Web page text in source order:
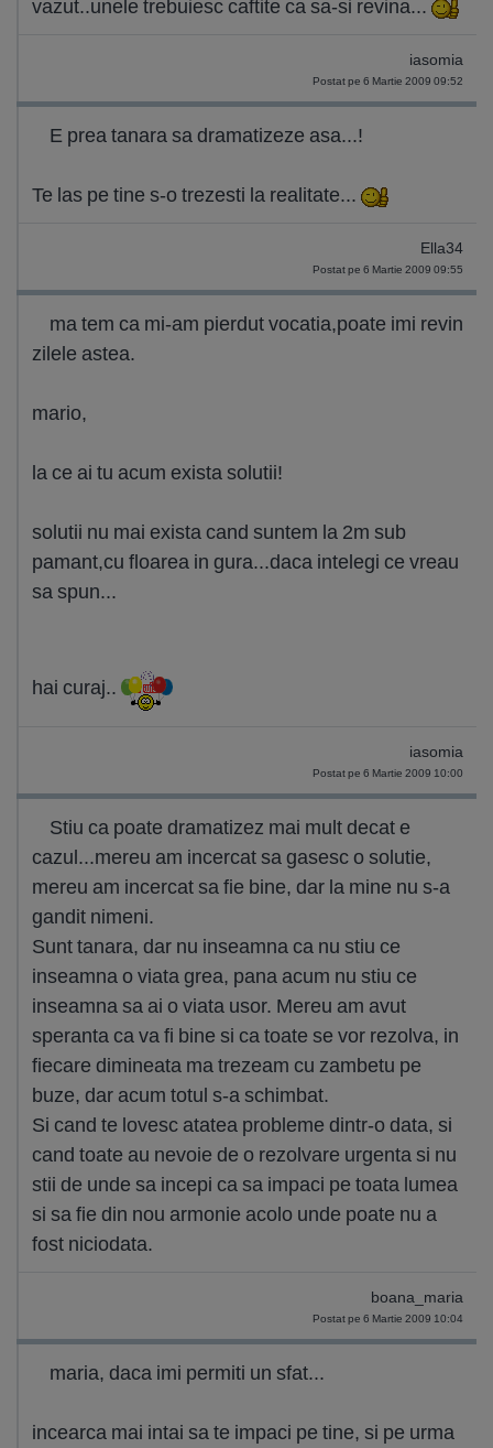
vazut..unele trebuiesc caftite ca sa-si revina...
iasomia
Postat pe 6 Martie 2009 09:52
E prea tanara sa dramatizeze asa...!
Te las pe tine s-o trezesti la realitate...
Ella34
Postat pe 6 Martie 2009 09:55
ma tem ca mi-am pierdut vocatia,poate imi revin
zilele astea.
mario,
la ce ai tu acum exista solutii!
solutii nu mai exista cand suntem la 2m sub
pamant,cu floarea in gura...daca intelegi ce vreau
sa spun...
hai curaj..
iasomia
Postat pe 6 Martie 2009 10:00
Stiu ca poate dramatizez mai mult decat e
cazul...mereu am incercat sa gasesc o solutie,
mereu am incercat sa fie bine, dar la mine nu s-a
gandit nimeni.
Sunt tanara, dar nu inseamna ca nu stiu ce
inseamna o viata grea, pana acum nu stiu ce
inseamna sa ai o viata usor. Mereu am avut
speranta ca va fi bine si ca toate se vor rezolva, in
fiecare dimineata ma trezeam cu zambetu pe
buze, dar acum totul s-a schimbat.
Si cand te lovesc atatea probleme dintr-o data, si
cand toate au nevoie de o rezolvare urgenta si nu
stii de unde sa incepi ca sa impaci pe toata lumea
si sa fie din nou armonie acolo unde poate nu a
fost niciodata.
boana_maria
Postat pe 6 Martie 2009 10:04
maria, daca imi permiti un sfat...
incearca mai intai sa te impaci pe tine, si pe urma